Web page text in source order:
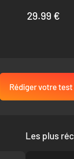
29.99 €
Rédiger votre test
Les plus